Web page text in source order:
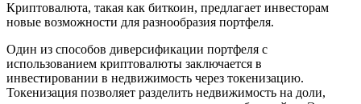
Криптовалюта, такая как биткоин, предлагает инвесторам
новые возможности для разнообразия портфеля.
Один из способов диверсификации портфеля с
использованием криптовалюты заключается в
инвестировании в недвижимость через токенизацию.
Токенизация позволяет разделить недвижимость на доли,